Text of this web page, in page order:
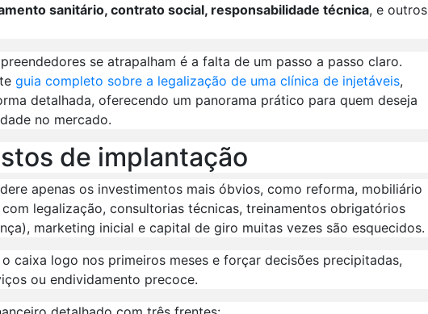
sanitário, contrato social, responsabilidade técnica, e outros
se atrapalham é a falta de um passo a passo claro.
guia completo sobre a legalização de uma clínica de injetáveis,
detalhada, oferecendo um panorama prático para quem deseja
no mercado.
de implantação
apenas os investimentos mais óbvios, como reforma, mobiliário
legalização, consultorias técnicas, treinamentos obrigatórios
marketing inicial e capital de giro muitas vezes são esquecidos.
caixa logo nos primeiros meses e forçar decisões precipitadas,
ou endividamento precoce.